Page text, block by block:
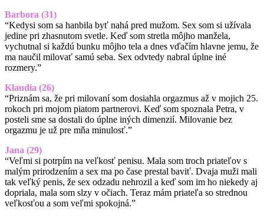
Barbora (31)
“Kedysi som sa hanbila byť nahá pred mužom. Sex som si užívala
jedine pri zhasnutom svetle. Keď som stretla môjho manžela,
vychutnal si každú bunku môjho tela a dnes vďačím hlavne jemu, že
ma naučil milovať samú seba. Sex odvtedy nabral úplne iné
rozmery.”
Klaudia (26)
“Priznám sa, že pri milovaní som dosiahla orgazmus až v mojich 25.
rokoch pri mojom piatom partnerovi. Keď som spoznala Petra, v
posteli sme sa dostali do úplne iných dimenzií. Milovanie bez
orgazmu je už pre mňa minulosť.”
Jana (29)
“Veľmi si potrpím na veľkosť penisu. Mala som troch priateľov s
malým prirodzením a sex ma po čase prestal baviť. Dvaja muži mali
tak veľký penis, že sex odzadu nehrozil a keď som im ho niekedy aj
dopriala, mala som slzy v očiach. Teraz mám priateľa so strednou
veľkosťou a som veľmi spokojná.”